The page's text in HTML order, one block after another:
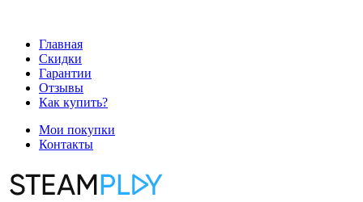
Главная
Скидки
Гарантии
Отзывы
Как купить?
Мои покупки
Контакты